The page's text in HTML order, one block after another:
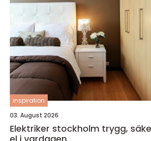
inspiration
03. August 2026
Elektriker stockholm trygg, säker och smart